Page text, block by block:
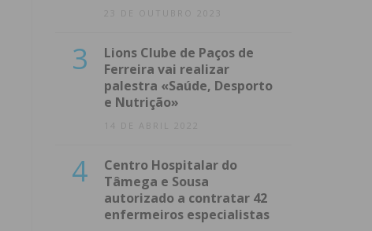
23 DE OUTUBRO 2023
3
Lions Clube de Paços de
Ferreira vai realizar
palestra «Saúde, Desporto
e Nutrição»
14 DE ABRIL 2022
4
Centro Hospitalar do
Tâmega e Sousa
autorizado a contratar 42
enfermeiros especialistas